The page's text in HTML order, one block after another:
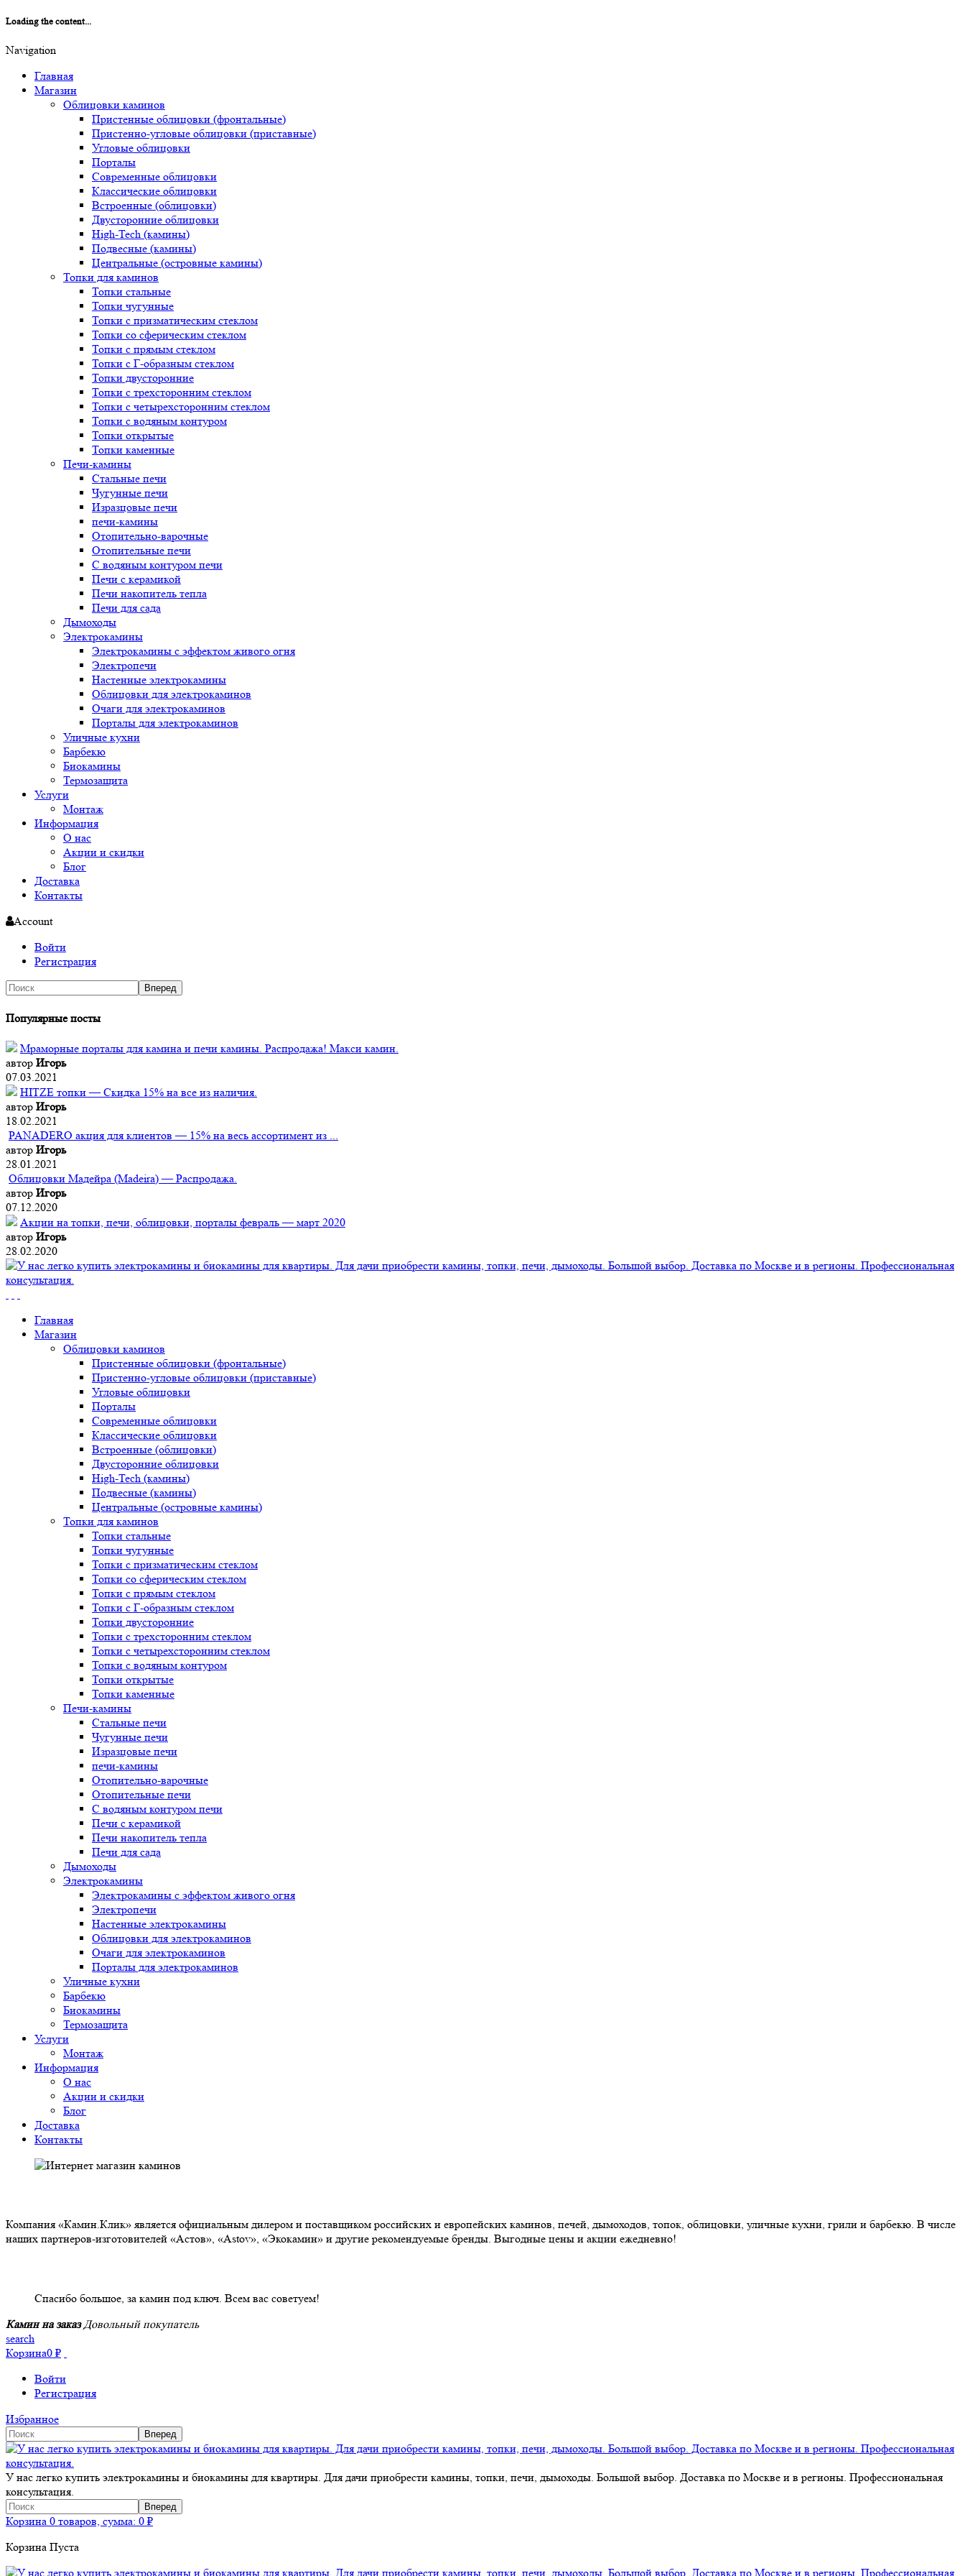
Loading the content...
Navigation
Главная
Магазин
Облицовки каминов
Пристенные облицовки (фронтальные)
Пристенно-угловые облицовки (приставные)
Угловые облицовки
Порталы
Современные облицовки
Классические облицовки
Встроенные (облицовки)
Двусторонние облицовки
High-Tech (камины)
Подвесные (камины)
Центральные (островные камины)
Топки для каминов
Топки стальные
Топки чугунные
Топки с призматическим стеклом
Топки со сферическим стеклом
Топки с прямым стеклом
Топки с Г-образным стеклом
Топки двусторонние
Топки с трехсторонним стеклом
Топки с четырехсторонним стеклом
Топки с водяным контуром
Топки открытые
Топки каменные
Печи-камины
Стальные печи
Чугунные печи
Изразцовые печи
печи-камины
Отопительно-варочные
Отопительные печи
С водяным контуром печи
Печи с керамикой
Печи накопитель тепла
Печи для сада
Дымоходы
Электрокамины
Электрокамины с эффектом живого огня
Электропечи
Настенные электрокамины
Облицовки для электрокаминов
Очаги для электрокаминов
Порталы для электрокаминов
Уличные кухни
Барбекю
Биокамины
Термозащита
Услуги
Монтаж
Информация
О нас
Акции и скидки
Блог
Доставка
Контакты
Account
Войти
Регистрация
Популярные посты
Мраморные порталы для камина и печи камины. Распродажа! Макси камин.
автор Игорь
07.03.2021
HITZE топки — Скидка 15% на все из наличия.
автор Игорь
18.02.2021
PANADERO акция для клиентов — 15% на весь ассортимент из ...
автор Игорь
28.01.2021
Облицовки Мадейра (Мadeira) — Распродажа.
автор Игорь
07.12.2020
Акции на топки, печи, облицовки, порталы февраль — март 2020
автор Игорь
28.02.2020
Главная
Магазин
Облицовки каминов
Пристенные облицовки (фронтальные)
Пристенно-угловые облицовки (приставные)
Угловые облицовки
Порталы
Современные облицовки
Классические облицовки
Встроенные (облицовки)
Двусторонние облицовки
High-Tech (камины)
Подвесные (камины)
Центральные (островные камины)
Топки для каминов
Топки стальные
Топки чугунные
Топки с призматическим стеклом
Топки со сферическим стеклом
Топки с прямым стеклом
Топки с Г-образным стеклом
Топки двусторонние
Топки с трехсторонним стеклом
Топки с четырехсторонним стеклом
Топки с водяным контуром
Топки открытые
Топки каменные
Печи-камины
Стальные печи
Чугунные печи
Изразцовые печи
печи-камины
Отопительно-варочные
Отопительные печи
С водяным контуром печи
Печи с керамикой
Печи накопитель тепла
Печи для сада
Дымоходы
Электрокамины
Электрокамины с эффектом живого огня
Электропечи
Настенные электрокамины
Облицовки для электрокаминов
Очаги для электрокаминов
Порталы для электрокаминов
Уличные кухни
Барбекю
Биокамины
Термозащита
Услуги
Монтаж
Информация
О нас
Акции и скидки
Блог
Доставка
Контакты
Компания «Камин.Клик» является официальным дилером и поставщиком российских и европейских каминов, печей, дымоходов, топок, облицовки, уличные кухни, грили и барбекю. В числе
наших партнеров-изготовителей «Астов», «Astov», «Экокамин» и другие рекомендуемые бренды. Выгодные цены и акции ежедневно!
Спасибо большое, за камин под ключ. Всем вас советуем!
Камин на заказ Довольный покупатель
search
Корзина0 ₽
Войти
Регистрация
Избранное
У нас легко купить электрокамины и биокамины для квартиры. Для дачи приобрести камины, топки, печи, дымоходы. Большой выбор. Доставка по Москве и в регионы. Профессиональная
консультация.
Корзина 0 товаров, сумма: 0 ₽
Корзина Пуста